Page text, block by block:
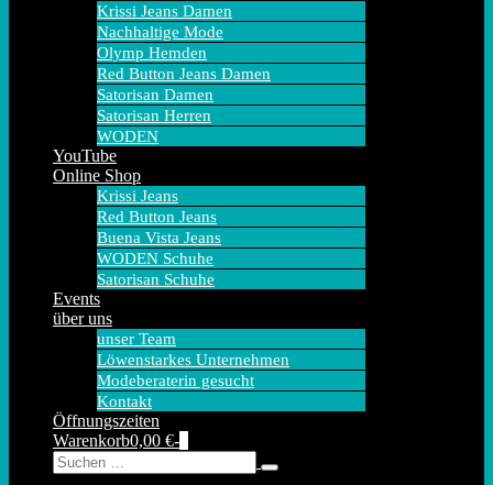
Krissi Jeans Damen
Nachhaltige Mode
Olymp Hemden
Red Button Jeans Damen
Satorisan Damen
Satorisan Herren
WODEN
YouTube
Online Shop
Krissi Jeans
Red Button Jeans
Buena Vista Jeans
WODEN Schuhe
Satorisan Schuhe
Events
über uns
unser Team
Löwenstarkes Unternehmen
Modeberaterin gesucht
Kontakt
Öffnungszeiten
Warenkorb
Warenkorb0,00 €-
Warenkorb
Suche-
Schalter
Suche
nach: